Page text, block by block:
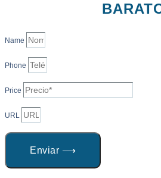
Name
Phone
Price
URL
Enviar ⟶